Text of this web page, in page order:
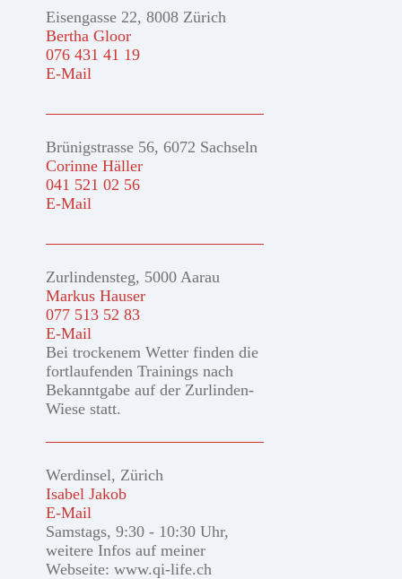
Eisengasse 22, 8008 Zürich
Bertha Gloor
076 431 41 19
E-Mail
Brünigstrasse 56, 6072 Sachseln
Corinne Häller
041 521 02 56
E-Mail
Zurlindensteg, 5000 Aarau
Markus Hauser
077 513 52 83
E-Mail
Bei trockenem Wetter finden die
fortlaufenden Trainings nach
Bekanntgabe auf der Zurlinden-
Wiese statt.
Werdinsel, Zürich
Isabel Jakob
E-Mail
Samstags, 9:30 - 10:30 Uhr,
weitere Infos auf meiner
Webseite: www.qi-life.ch